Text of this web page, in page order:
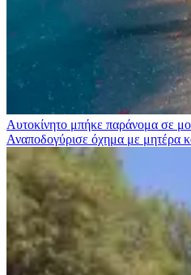
Αυτοκίνητο μπήκε παράνομα σε
Αναποδογύρισε όχημα με μητέρα